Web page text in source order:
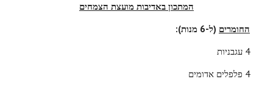
המתכון באדיבות מועצת הצמחים
החומרים (ל-6 מנות):
4 עגבניות
4 פלפלים אדומים